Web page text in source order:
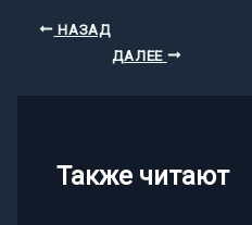
НАЗАД
ДАЛЕЕ
Также читают